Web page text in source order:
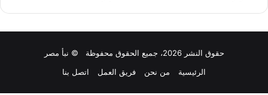
حقوق النشر 2026، جميع الحقوق محفوظة © نبأ مصر
الرئيسية
من نحن فريق العمل اتصل بنا